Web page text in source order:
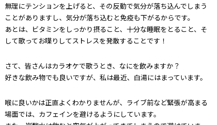
無理にテンションを上げると、その反動で気分が落ち込んでしまう
ことがありますし、気分が落ち込むと免疫も下がるからです。
あとは、ビタミンをしっかり摂ること、十分な睡眠をとること、そ
して歌ってお喋りしてストレスを発散することです！
さて、皆さんはカラオケで歌うとき、なにを飲みますか？
好きな飲み物でも良いですが、私は最近、白湯にはまっています。
喉に良いかは正直よくわかりませんが、ライブ前など緊張が高まる
場面では、カフェインを避けるようにしています。